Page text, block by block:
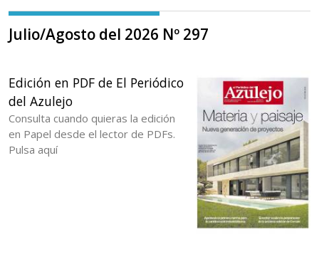
Julio/Agosto del 2026 Nº 297
Edición en PDF de El Periódico
del Azulejo
Consulta cuando quieras la edición
en Papel desde el lector de PDFs.
Pulsa aquí